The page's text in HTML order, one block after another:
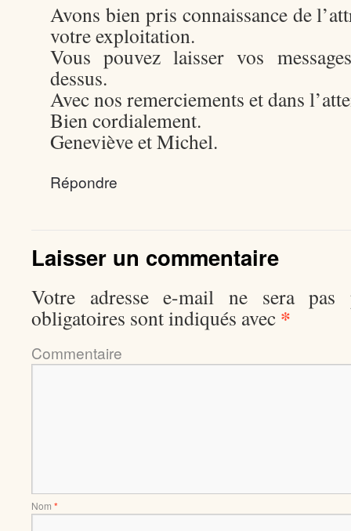
Avons bien pris connaissance de
votre exploitation.
Vous pouvez laisser vos
dessus.
Avec nos remerciements et dans
Bien cordialement.
Geneviève et Michel.
Répondre
Laisser un commentaire
Votre adresse e-mail ne sera pas
obligatoires sont indiqués avec *
Nom *